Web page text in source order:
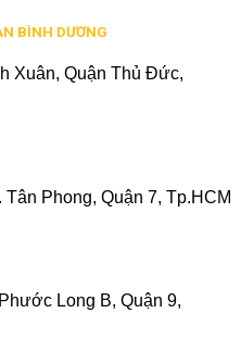
BÌNH DƯƠNG
Xuân, Quận Thủ Đức,
Phong, Quận 7, Tp.HCM
Long B, Quận 9,